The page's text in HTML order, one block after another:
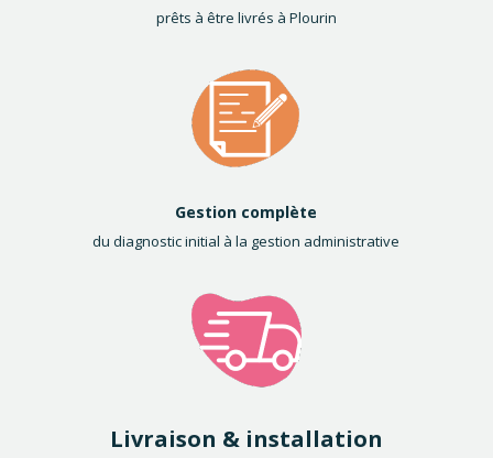
prêts à être livrés à Plourin
Gestion complète
du diagnostic initial à la gestion administrative
Livraison & installation